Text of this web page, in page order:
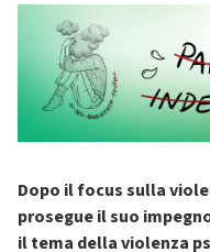
Dopo il focus sulla
prosegue il suo
il tema della violenza